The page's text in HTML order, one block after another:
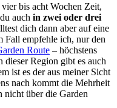
bis acht Wochen Zeit,
auch in zwei oder drei
dich dann aber auf eine
Fall empfehle ich, nur den
Route – höchstens
dieser Region gibt es auch
ist es der aus meiner Sicht
nach kommt die Mehrheit
nicht über die Garden